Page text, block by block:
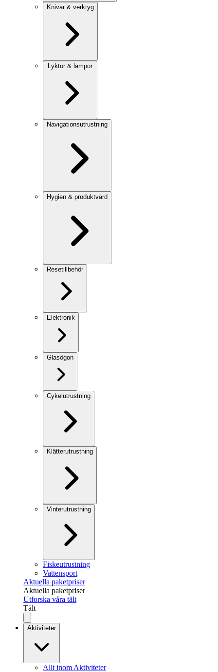
Knivar & verktyg
Lyktor & lampor
Navigationsutrustning
Hygien & produktvård
Resetillbehör
Elektronik
Glasögon
Cykelutrustning
Klätterutrustning
Vinterutrustning
Fiskeutrustning
Vattensport
Aktuella paketpriser
Aktuella paketpriser
Utforska våra tält
Tält
Aktiviteter
Allt inom Aktiviteter